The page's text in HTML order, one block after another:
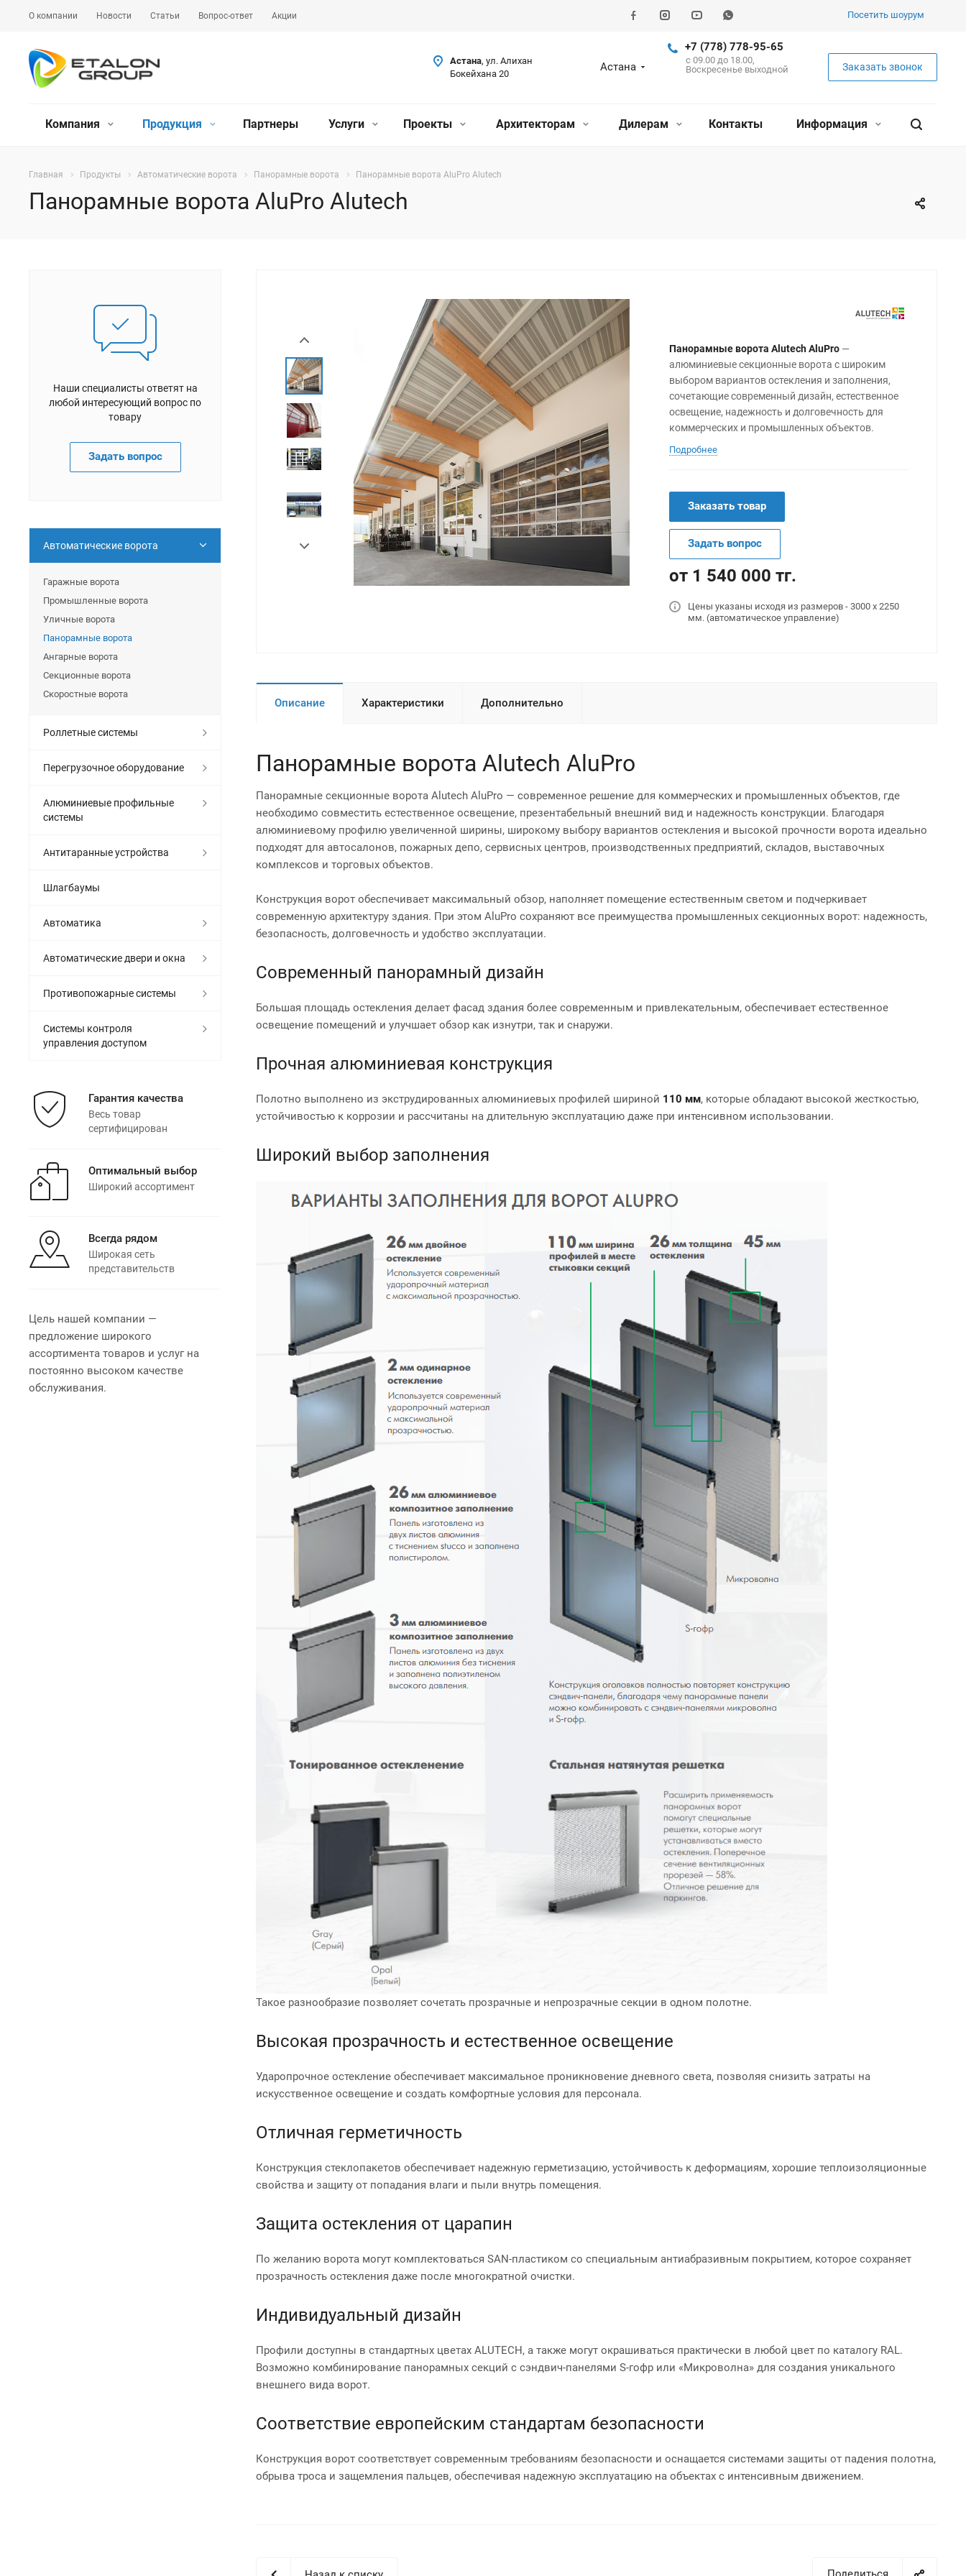
О компании Новости Статьи Вопрос-ответ Акции Посетить шоурум
Астана
+7 (778) 778-95-65
c 09.00 до 18.00,
Воскресенье выходной
Заказать звонок
Астана, ул. Алихан
Бокейхана 20
Компания Продукция Партнеры Услуги Проекты Архитекторам Дилерам Контакты Информация
Главная Продукты Автоматические ворота Панорамные ворота Панорамные ворота AluPro Alutech
Панорамные ворота AluPro Alutech
Панорамные ворота Alutech AluPro—
алюминиевые секционные ворота с широким
выбором вариантов остекления и заполнения,
сочетающие современный дизайн, естественное
освещение, надежность и долговечность для
коммерческих и промышленных объектов.
Подробнее
Заказать товар
Задать вопрос
от 1 540 000 тг.
Цены указаны исходя из размеров - 3000 х 2250
мм. (автоматическое управление)
Описание Характеристики Дополнительно
Панорамные ворота Alutech AluPro
Панорамные секционные ворота Alutech AluPro — современное решение для коммерческих и промышленных объектов, где
необходимо совместить естественное освещение, презентабельный внешний вид и надежность конструкции. Благодаря
алюминиевому профилю увеличенной ширины, широкому выбору вариантов остекления и высокой прочности ворота идеально
подходят для автосалонов, пожарных депо, сервисных центров, производственных предприятий, складов, выставочных
комплексов и торговых объектов.
Конструкция ворот обеспечивает максимальный обзор, наполняет помещение естественным светом и подчеркивает
современную архитектуру здания. При этом AluPro сохраняют все преимущества промышленных секционных ворот: надежность,
безопасность, долговечность и удобство эксплуатации.
Современный панорамный дизайн
Большая площадь остекления делает фасад здания более современным и привлекательным, обеспечивает естественное
освещение помещений и улучшает обзор как изнутри, так и снаружи.
Прочная алюминиевая конструкция
Полотно выполнено из экструдированных алюминиевых профилей шириной 110 мм, которые обладают высокой жесткостью,
устойчивостью к коррозии и рассчитаны на длительную эксплуатацию даже при интенсивном использовании.
Широкий выбор заполнения
Такое разнообразие позволяет сочетать прозрачные и непрозрачные секции в одном полотне.
Высокая прозрачность и естественное освещение
Ударопрочное остекление обеспечивает максимальное проникновение дневного света, позволяя снизить затраты на
искусственное освещение и создать комфортные условия для персонала.
Отличная герметичность
Конструкция стеклопакетов обеспечивает надежную герметизацию, устойчивость к деформациям, хорошие теплоизоляционные
свойства и защиту от попадания влаги и пыли внутрь помещения.
Защита остекления от царапин
По желанию ворота могут комплектоваться SAN-пластиком со специальным антиабразивным покрытием, которое сохраняет
прозрачность остекления даже после многократной очистки.
Индивидуальный дизайн
Профили доступны в стандартных цветах ALUTECH, а также могут окрашиваться практически в любой цвет по каталогу RAL.
Возможно комбинирование панорамных секций с сэндвич-панелями S-гофр или «Микроволна» для создания уникального
внешнего вида ворот.
Соответствие европейским стандартам безопасности
Конструкция ворот соответствует современным требованиям безопасности и оснащается системами защиты от падения полотна,
обрыва троса и защемления пальцев, обеспечивая надежную эксплуатацию на объектах с интенсивным движением.
Наши специалисты ответят на
любой интересующий вопрос по
товару
Задать вопрос
Автоматические ворота
Гаражные ворота
Промышленные ворота
Уличные ворота
Панорамные ворота
Ангарные ворота
Секционные ворота
Скоростные ворота
Роллетные системы
Перегрузочное оборудование
Алюминиевые профильные
системы
Антитаранные устройства
Шлагбаумы
Автоматика
Автоматические двери и окна
Противопожарные системы
Системы контроля
управления доступом
Гарантия качества
Весь товар
сертифицирован
Оптимальный выбор
Широкий ассортимент
Всегда рядом
Широкая сеть
представительств
Цель нашей компании —
предложение широкого
ассортимента товаров и услуг на
постоянно высоком качестве
обслуживания.